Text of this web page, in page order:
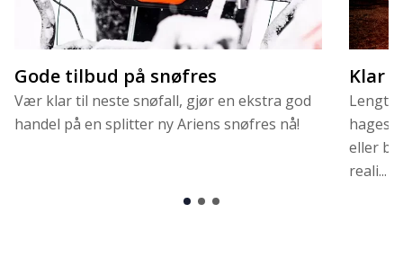
Gode tilbud på snøfres
Vær klar til neste snøfall, gjør en ekstra god
handel på en splitter ny Ariens snøfres nå!
Klar
eller
reali...